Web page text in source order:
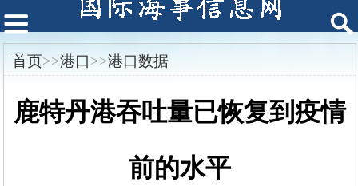
首页>>港口>>港口数据
鹿特丹港吞吐量已恢复到疫情
前的水平